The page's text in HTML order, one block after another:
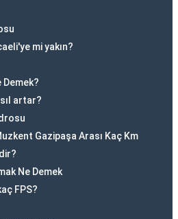
mi yakın?
Demek?
artar?
Gazipaşa Arası Kaç Km
Ne Demek
FPS?